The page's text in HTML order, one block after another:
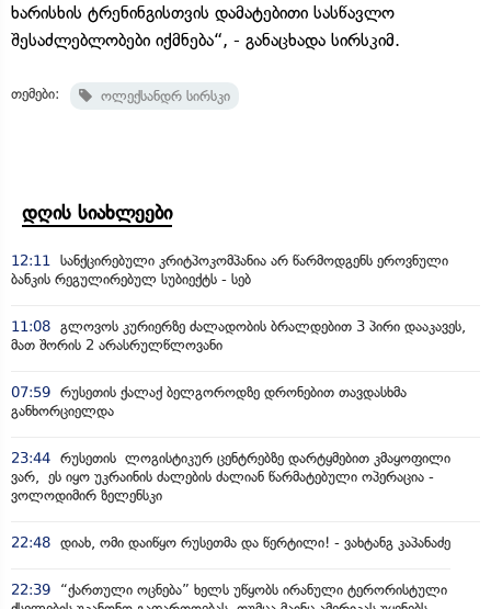
ხარისხის ტრენინგისთვის დამატებითი სასწავლო
შესაძლებლობები იქმნება“, - განაცხადა სირსკიმ.
თემები: ოლექსანდრ სირსკი
დღის სიახლეები
12:11
სანქცირებული კრიტპოკომპანია არ წარმოდგენს ეროვნული
ბანკის რეგულირებულ სუბიექტს - სებ
11:08 გლოვოს კურიერზე ძალადობის ბრალდებით 3 პირი დააკავეს,
მათ შორის 2 არასრულწლოვანი
07:59 რუსეთის ქალაქ ბელგოროდზე დრონებით თავდასხმა
განხორციელდა
23:44 რუსეთის ლოგისტიკურ ცენტრებზე დარტყმებით კმაყოფილი
ვარ, ეს იყო უკრაინის ძალების ძალიან წარმატებული ოპერაცია -
ვოლოდიმირ ზელენსკი
22:48 დიახ, ომი დაიწყო რუსეთმა და წერტილი! - ვახტანგ კაპანაძე
22:39
“ქართული ოცნება” ხელს უწყობს ირანული ტერორისტული